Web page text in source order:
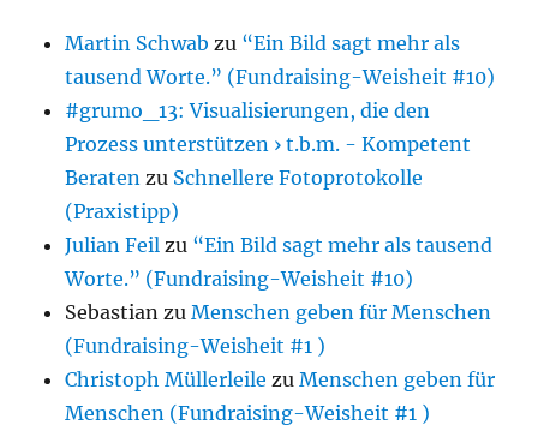
Martin Schwab zu “Ein Bild sagt mehr als
tausend Worte.” (Fundraising-Weisheit #10)
#grumo_13: Visualisierungen, die den
Prozess unterstützen › t.b.m. - Kompetent
Beraten zu Schnellere Fotoprotokolle
(Praxistipp)
Julian Feil zu “Ein Bild sagt mehr als tausend
Worte.” (Fundraising-Weisheit #10)
Sebastian zuMenschen geben für Menschen
(Fundraising-Weisheit #1 )
Christoph Müllerleile zuMenschen geben für
Menschen (Fundraising-Weisheit #1 )